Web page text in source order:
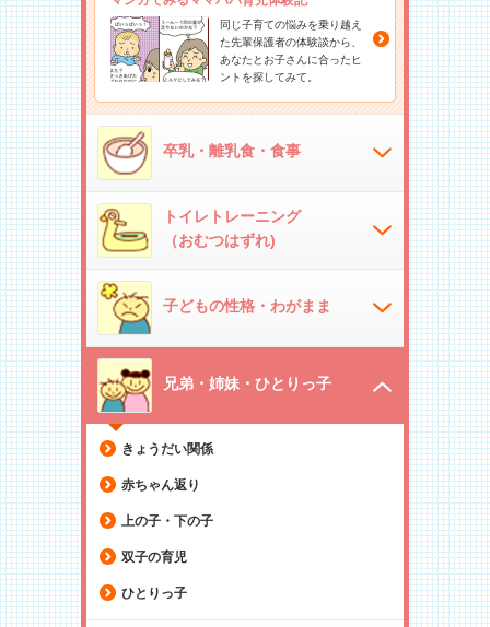
同じ子育ての悩みを乗り越え
た先輩保護者の体験談から、
あなたとお子さんに合ったヒ
ントを探してみて。
卒乳・離乳食・食事
トイレトレーニング
（おむつはずれ)
子どもの性格・わがまま
兄弟・姉妹・ひとりっ子
きょうだい関係
赤ちゃん返り
上の子・下の子
双子の育児
ひとりっ子